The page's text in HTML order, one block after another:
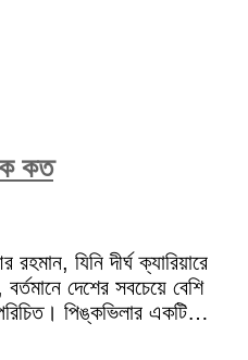
কত
যিনি দীর্ঘ ক্যারিয়ারে
দেশের সবচেয়ে বেশি
পিঙ্কভিলার একটি…